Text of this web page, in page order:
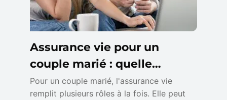
Assurance vie pour un
couple marié : quelle
stratégie adopter ?
Pour un couple marié, l'assurance vie
remplit plusieurs rôles à la fois. Elle peut